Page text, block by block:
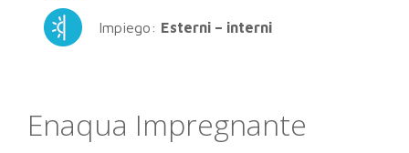
Impiego: Esterni – interni
Enaqua Impregnante